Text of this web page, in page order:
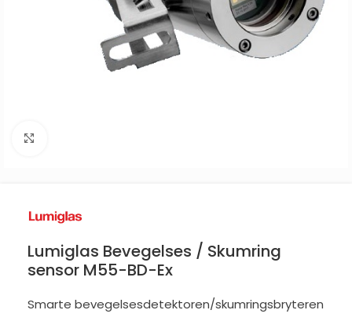
Lumiglas Bevegelses / Skumring
sensor M55-BD-Ex
Smarte bevegelsesdetektoren/skumringsbryteren